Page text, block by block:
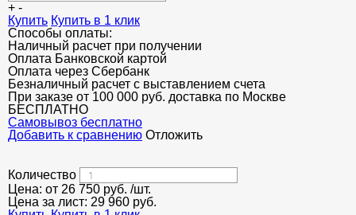
+ -
Купить Купить в 1 клик
Способы оплаты:
Наличный расчет при получении
Оплата Банковской картой
Оплата через Сбербанк
Безналичный расчет с выставлением счета
При заказе от 100 000 руб. доставка по Москве
БЕСПЛАТНО
Cамовывоз бесплатно
Добавить к сравнению Отложить
Количество
Цена: от 26 750 руб. /шт.
Цена за лист: 29 960 руб.